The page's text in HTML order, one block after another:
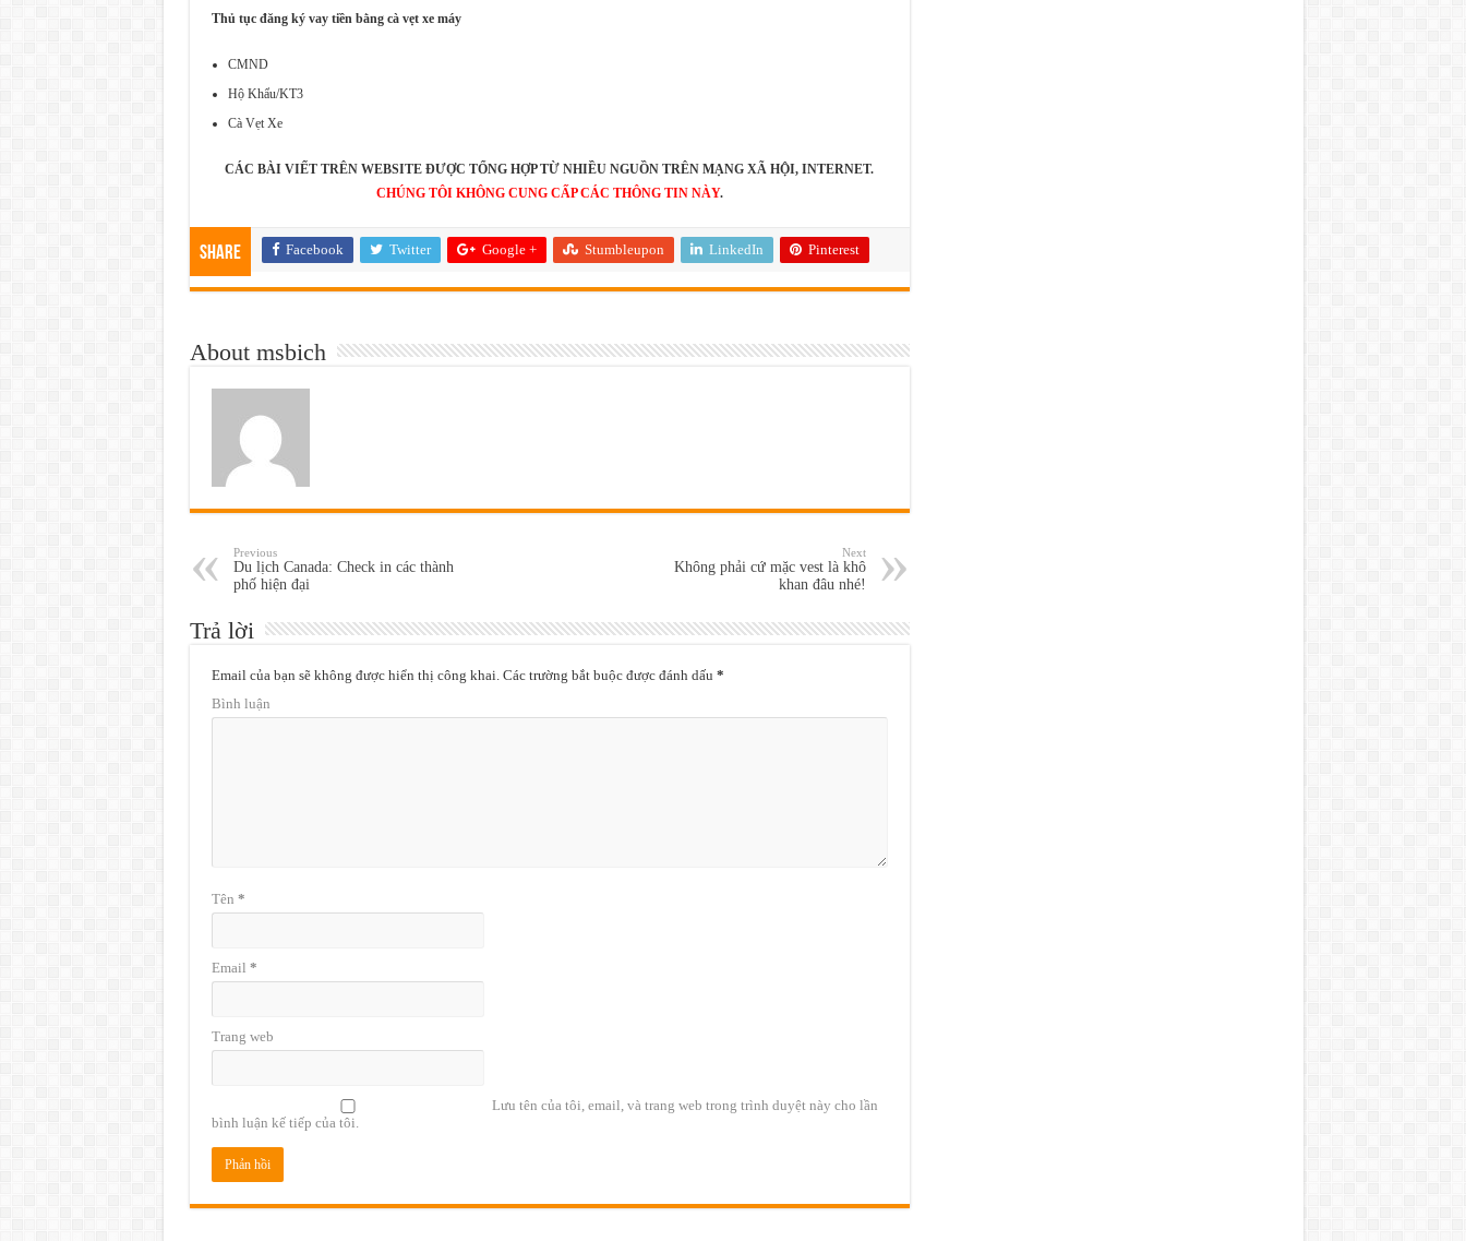
Thủ tục đăng ký vay tiền bằng cà vẹt xe máy
CMND
Hộ Khẩu/KT3
Cà Vẹt Xe
CÁC BÀI VIẾT TRÊN WEBSITE ĐƯỢC TỔNG HỢP TỪ NHIỀU NGUỒN TRÊN MẠNG XÃ HỘI, INTERNET.
CHÚNG TÔI KHÔNG CUNG CẤP CÁC THÔNG TIN NÀY.
Share Facebook Twitter Google + Stumbleupon LinkedIn Pinterest
About msbich
Previous
Du lịch Canada: Check in các thành
phố hiện đại
Next
Không phải cứ mặc vest là khô
khan đâu nhé!
Trả lời
Email của bạn sẽ không được hiển thị công khai. Các trường bắt buộc được đánh dấu *
Bình luận
Tên *
Email *
Trang web
Lưu tên của tôi, email, và trang web trong trình duyệt này cho lần
bình luận kế tiếp của tôi.